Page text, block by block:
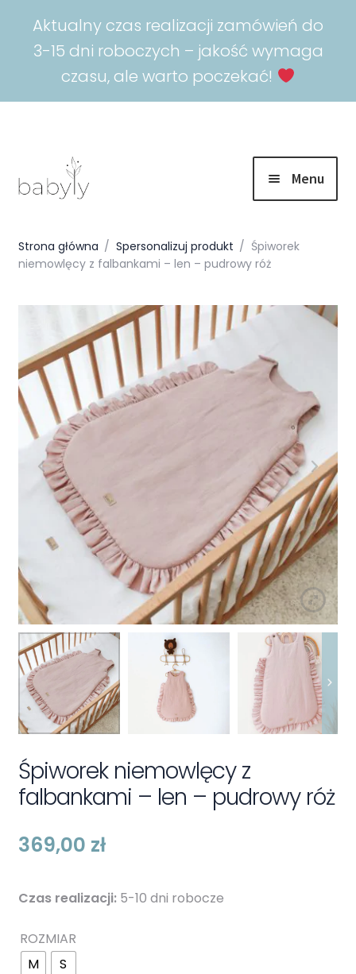
Aktualny czas realizacji zamówień do
3-15 dni roboczych – jakość wymaga
czasu, ale warto poczekać!
Menu
Spokojny sen
Rozwiń
Spacery i podróże
Dekoracje i zabawa
Rozwiń
menu
Ubranka
Rozwiń
menu
Kolekcje
Rozwiń
menu
Na prezent
Rozwiń
menu
Personalizuj
Strona główna / Spersonalizuj produkt / Śpiworek
niemowlęcy z falbankami – len – pudrowy róż
Śpiworek niemowlęcy z
falbankami – len – pudrowy róż
369,00 zł
Czas realizacji:5-10 dni robocze
ROZMIAR
M
S